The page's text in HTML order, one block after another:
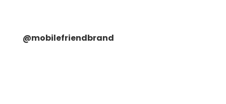
@mobilefriendbrand